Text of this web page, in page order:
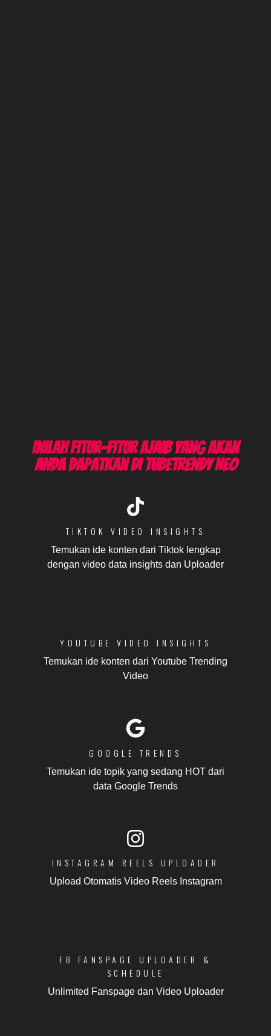
Inilah Fitur-Fitur Ajaib Yang Akan
Anda Dapatkan di Tubetrendy Neo
TIKTOK VIDEO INSIGHTS
Temukan ide konten dari Tiktok lengkap
dengan video data insights dan Uploader
YOUTUBE VIDEO INSIGHTS
Temukan ide konten dari Youtube Trending
Video
GOOGLE TRENDS
Temukan ide topik yang sedang HOT dari
data Google Trends
INSTAGRAM REELS UPLOADER
Upload Otomatis Video Reels Instagram
FB FANSPAGE UPLOADER &
SCHEDULE
Unlimited Fanspage dan Video Uploader